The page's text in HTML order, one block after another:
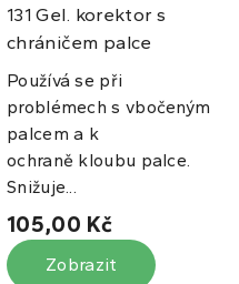
131 Gel. korektor s
chráničem palce
Používá se při
problémech s vbočeným
palcem a k
ochraně kloubu palce.
Snižuje...
105,00 Kč
Zobrazit